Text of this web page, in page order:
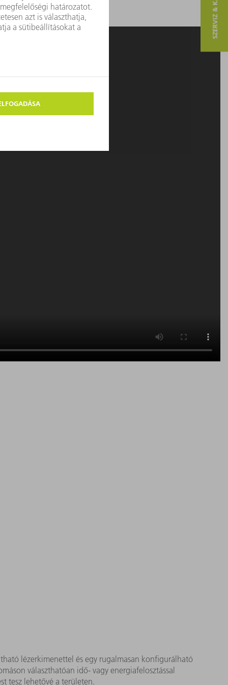
lézerkimenettel és egy rugalmasan konfigurálható
választhatóan idő- vagy energiafelosztással
tesz lehetővé a területen.